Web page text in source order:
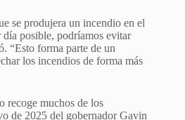
se produjera un incendio en el
posible, podríamos evitar
“Esto forma parte de un
los incendios de forma más
recoge muchos de los
de 2025 del gobernador Gavin